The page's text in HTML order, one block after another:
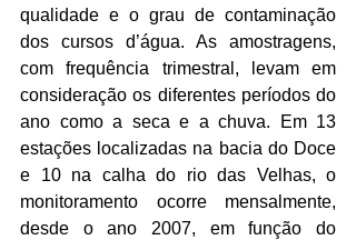
qualidade e o grau de contaminação
dos cursos d’água. As amostragens,
com frequência trimestral, levam em
consideração os diferentes períodos do
ano como a seca e a chuva. Em 13
estações localizadas na bacia do Doce
e 10 na calha do rio das Velhas, o
monitoramento ocorre mensalmente,
desde o ano 2007, em função do